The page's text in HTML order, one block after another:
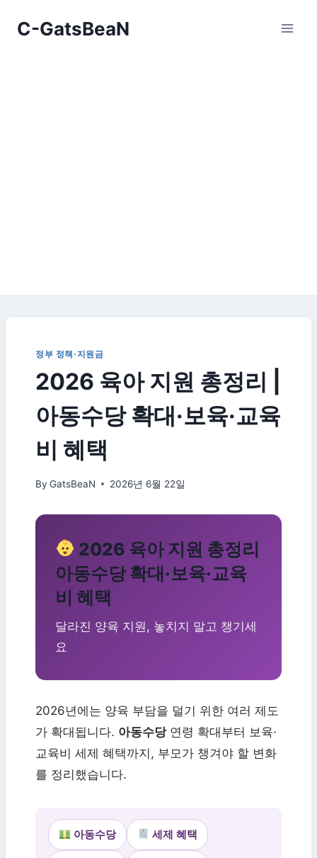
C-GatsBeaN
정부 정책·지원금
2026 육아 지원 총정리 |
아동수당 확대·보육·교육
비 혜택
By GatsBeaN 2026년 6월 22일
2026 육아 지원 총정리
아동수당 확대·보육·교육
비 혜택
달라진 양육 지원, 놓치지 말고 챙기세
요
2026년에는 양육 부담을 덜기 위한 여러 제도
가 확대됩니다. 아동수당연령 확대부터 보육·
교육비 세제 혜택까지, 부모가 챙겨야 할 변화
를 정리했습니다.
아동수당 세제 혜택